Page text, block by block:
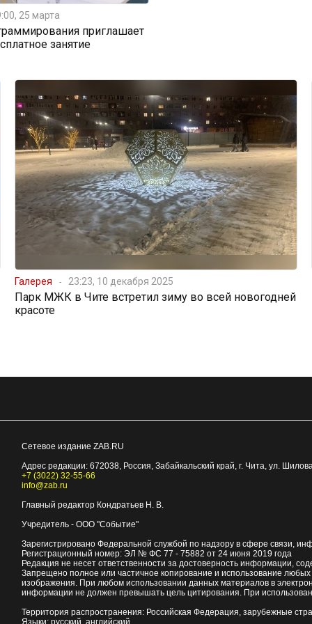
25 марта
приглашает
занятие
Галерея 23:23, 10 декабря 2025
Парк МЖК в Чите встретил зиму во всей новогодней
красоте
Сетевое издание ZAB.RU
Адрес редакции: 672038, Россия, Забайкальский край, г. Чита, ул.
+7 (3022) 32-55-66
info@zab.ru
Главный редактор Кондратьев Н. В.
Учредитель - ООО "Событие"
Зарегистрировано Федеральной службой по надзору в сфере связи,
Регистрационный номер: ЭЛ № ФС 77 - 75882 от 24 июня 2019 года
Редакция не несет ответственности за достоверность информации,
Запрещено полное или частичное копирование и использование
изображения. При любом использовании данных материалов в
информации не должен превышать цель цитирования. При
Территория распространения: Российская Федерация, зарубежные
Языки: русский, английский